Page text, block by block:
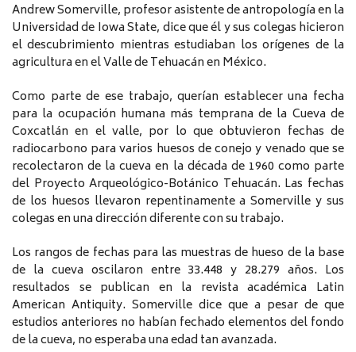
Andrew Somerville, profesor asistente de antropología en la
Universidad de Iowa State, dice que él y sus colegas hicieron
el descubrimiento mientras estudiaban los orígenes de la
agricultura en el Valle de Tehuacán en México.
Como parte de ese trabajo, querían establecer una fecha
para la ocupación humana más temprana de la Cueva de
Coxcatlán en el valle, por lo que obtuvieron fechas de
radiocarbono para varios huesos de conejo y venado que se
recolectaron de la cueva en la década de 1960 como parte
del Proyecto Arqueológico-Botánico Tehuacán. Las fechas
de los huesos llevaron repentinamente a Somerville y sus
colegas en una dirección diferente con su trabajo.
Los rangos de fechas para las muestras de hueso de la base
de la cueva oscilaron entre 33.448 y 28.279 años. Los
resultados se publican en la revista académica Latin
American Antiquity. Somerville dice que a pesar de que
estudios anteriores no habían fechado elementos del fondo
de la cueva, no esperaba una edad tan avanzada.